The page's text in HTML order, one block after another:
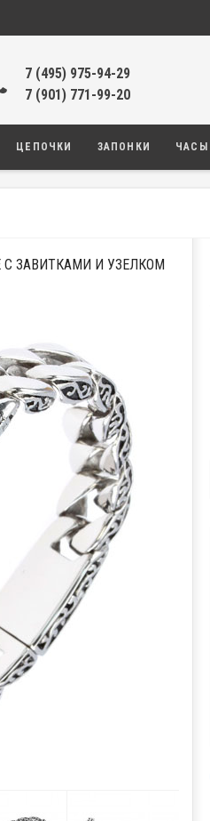
7 (495) 975-94-29
7 (901) 771-99-20
ЦЕПОЧКИ ЗАПОНКИ ЧАСЫ
ЗАВИТКАМИ И УЗЕЛКОМ